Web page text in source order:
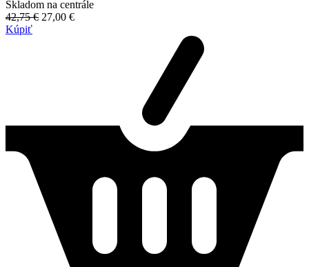
Skladom na centrále
42,75 € 27,00 €
Kúpiť